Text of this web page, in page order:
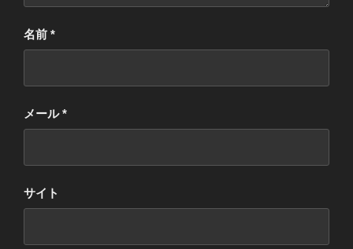
名前 *
メール*
サイト